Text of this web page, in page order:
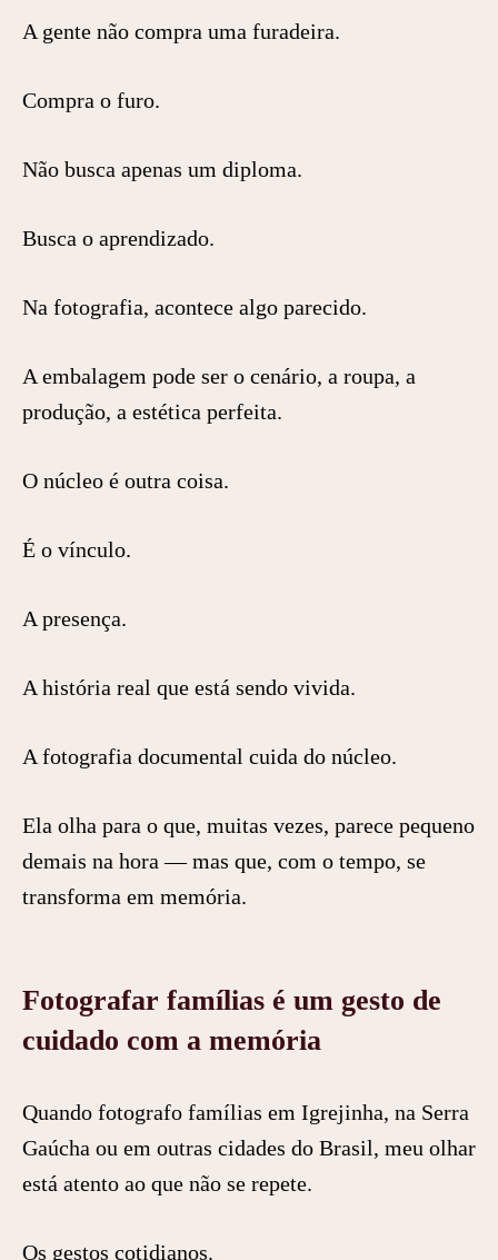
A gente não compra uma furadeira.
Compra o furo.
Não busca apenas um diploma.
Busca o aprendizado.
Na fotografia, acontece algo parecido.
A embalagem pode ser o cenário, a roupa, a
produção, a estética perfeita.
O núcleo é outra coisa.
É o vínculo.
A presença.
A história real que está sendo vivida.
A fotografia documental cuida do núcleo.
Ela olha para o que, muitas vezes, parece pequeno
demais na hora — mas que, com o tempo, se
transforma em memória.
Fotografar famílias é um gesto de
cuidado com a memória
Quando fotografo famílias em Igrejinha, na Serra
Gaúcha ou em outras cidades do Brasil, meu olhar
está atento ao que não se repete.
Os gestos cotidianos.